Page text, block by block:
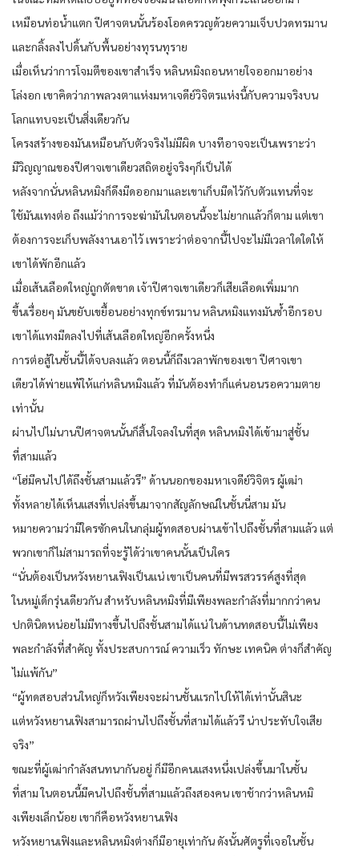
เหมือนท่อน้ำแตก ปีศาจตนนั้นร้องโอดครวญด้วยความเจ็บปวดทรมาน
และกลิ้งลงไปดิ้นกับพื้นอย่างทุรนทุราย
เมื่อเห็นว่าการโจมตีของเขาสำเร็จ หลินหมิงถอนหายใจออกมาอย่าง
โล่งอก เขาคิดว่าภาพลวงตาแห่งมหาเจดีย์วิจิตรแห่งนี้กับความจริงบน
โลกแทบจะเป็นสิ่งเดียวกัน
โครงสร้างของมันเหมือนกับตัวจริงไม่มีผิด บางทีอาจจะเป็นเพราะว่า
มีวิญญาณของปีศาจเขาเดียวสถิตอยู่จริงๆก็เป็นได้
หลังจากนั่นหลินหมิงก็ดึงมีดออกมาและเขาเก็บมีดไว้กับตัวแทนที่จะ
ใช้มันแทงต่อ ถึงแม้ว่าการจะฆ่ามันในตอนนี้จะไม่ยากแล้วก็ตาม แต่เขา
ต้องการจะเก็บพลังงานเอาไว้ เพราะว่าต่อจากนี้ไปจะไม่มีเวลาใดใดให้
เขาได้พักอีกแล้ว
เมื่อเส้นเลือดใหญ่ถูกตัดขาด เจ้าปีศาจเขาเดียวก็เสียเลือดเพิ่มมาก
ขึ้นเรื่อยๆ มันขยับเขยื้อนอย่างทุกข์ทรมาน หลินหมิงแทงมันซ้ำอีกรอบ
เขาได้แทงมีดลงไปที่เส้นเลือดใหญ่อีกครั้งหนึ่ง
การต่อสู้ในชั้นนี้ได้จบลงแล้ว ตอนนี้ก็ถึงเวลาพักของเขา ปีศาจเขา
เดียวได้พ่ายแพ้ให้แก่หลินหมิงแล้ว ที่มันต้องทำก็แค่นอนรอความตาย
เท่านั้น
ผ่านไปไม่นานปีศาจตนนั้นก็สิ้นใจลงในที่สุด หลินหมิงได้เข้ามาสู่ชั้น
ที่สามแล้ว
“โฮ่มีคนไปได้ถึงชั้นสามแล้วรึ” ด้านนอกของมหาเจดีย์วิจิตร ผู้เฒ่า
ทั้งหลายได้เห็นแสงที่เปล่งขึ้นมาจากสัญลักษณ์ในชั้นนี่สาม มัน
หมายความว่ามีใครซักคนในกลุ่มผู้ทดสอบผ่านเข้าไปถึงชั้นที่สามแล้ว แต่
พวกเขาก็ไม่สามารถที่จะรู้ได้ว่าเขาคนนั้นเป็นใคร
“นั่นต้องเป็นหวังหยานเฟิงเป็นแน่ เขาเป็นคนที่มีพรสวรรค์สูงที่สุด
ในหมู่เด็กรุ่นเดียวกัน สำหรับหลินหมิงที่มีเพียงพละกำลังที่มากกว่าคน
ปกตินิดหน่อยไม่มีทางขึ้นไปถึงชั้นสามได้แน่ ในด้านทดสอบนี้ไม่เพียง
พละกำลังที่สำคัญ ทั้งประสบการณ์ ความเร็ว ทักษะ เทคนิค ต่างก็สำคัญ
ไม่แพ้กัน”
“ผู้ทดสอบส่วนใหญ่ก็หวังเพียงจะผ่านชั้นแรกไปให้ได้เท่านั้นสินะ
แต่หวังหยานเฟิงสามารถผ่านไปถึงชั้นที่สามได้แล้วรึ น่าประทับใจเสีย
จริง”
ขณะที่ผู้เฒ่ากำลังสนทนากันอยู่ ก็มีอีกคนแสงหนึ่งเปล่งขึ้นมาในชั้น
ที่สาม ในตอนนี้มีคนไปถึงชั้นที่สามแล้วถึงสองคน เขาช้ากว่าหลินหมิ
งเพียงเล็กน้อย เขาก็คือหวังหยานเฟิง
หวังหยานเฟิงและหลินหมิงต่างก็มีอายุเท่ากัน ดังนั้นศัตรูที่เจอในชั้น